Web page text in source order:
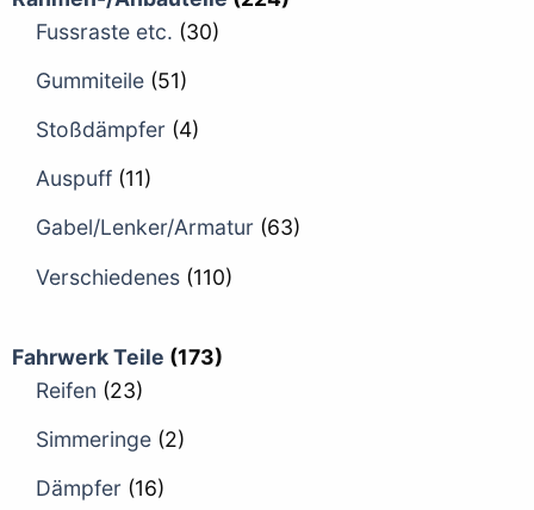
Fussraste etc. (30)
Gummiteile (51)
Stoßdämpfer (4)
Auspuff (11)
Gabel/Lenker/Armatur (63)
Verschiedenes (110)
Fahrwerk Teile (173)
Reifen (23)
Simmeringe (2)
Dämpfer (16)